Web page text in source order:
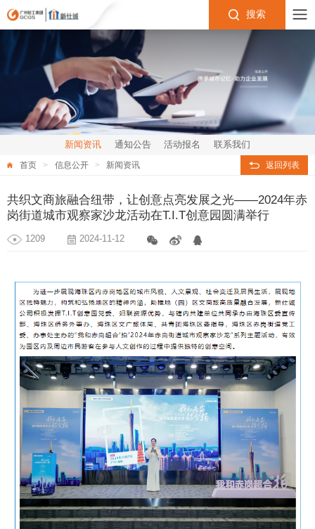
搜索
新闻资讯 通知公告 活动报名 联系我们
首页 信息公开 新闻资讯 返回列表
共织文商旅融合纽带，让创意点亮发展之光——2024年赤
岗街道城市观察家沙龙活动在T.I.T创意园圆满举行
1209 2024-11-12